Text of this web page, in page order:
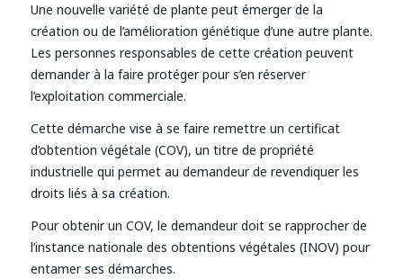
Une nouvelle variété de plante peut émerger de la
création ou de l’amélioration génétique d’une autre plante.
Les personnes responsables de cette création peuvent
demander à la faire protéger pour s’en réserver
l’exploitation commerciale.
Cette démarche vise à se faire remettre un certificat
d’obtention végétale (COV), un titre de propriété
industrielle qui permet au demandeur de revendiquer les
droits liés à sa création.
Pour obtenir un COV, le demandeur doit se rapprocher de
l’instance nationale des obtentions végétales (INOV) pour
entamer ses démarches.